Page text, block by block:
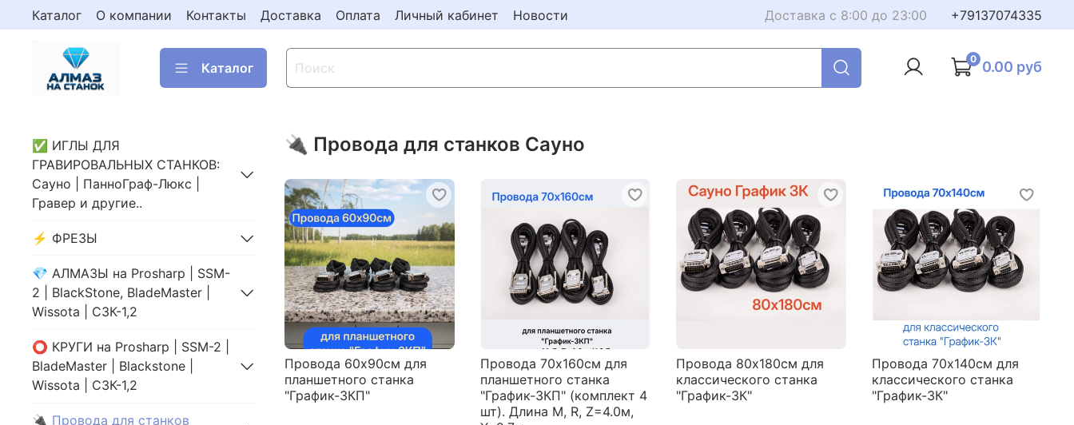
Каталог О компании Контакты Доставка Оплата Личный кабинет Новости Доставка с 8:00 до 23:00 +79137074335
Каталог
0 0.00 руб
🔌 Провода для станков Сауно
Провода 60х90см для
планшетного станка
"График-3КП"
Провода 70х160см для
планшетного станка
"График-3КП" (комплект 4
шт). Длина M, R, Z=4.0м,
Провода 80х180см для
классического станка
"График-3К"
Провода 70х140см для
классического станка
"График-3К"
✅ ИГЛЫ ДЛЯ
ГРАВИРОВАЛЬНЫХ СТАНКОВ:
Сауно | ПанноГраф-Люкс |
Гравер и другие..
⚡️ ФРЕЗЫ
💎 АЛМАЗЫ на Prosharp | SSM-
2 | BlackStone, BladeMaster |
Wissota | СЗК-1,2
⭕️ КРУГИ на Prosharp | SSM-2 |
BladeMaster | Blackstone |
Wissota | СЗК-1,2
🔌 Провода для станков